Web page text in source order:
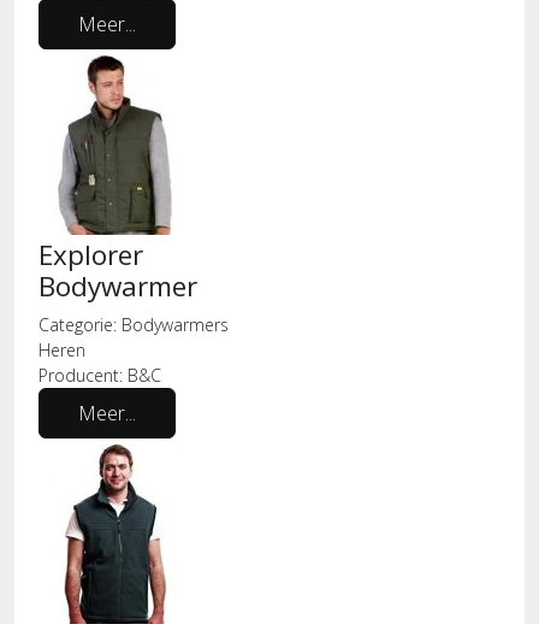
Meer...
Explorer
Bodywarmer
Categorie: Bodywarmers
Heren
Producent: B&C
Meer...